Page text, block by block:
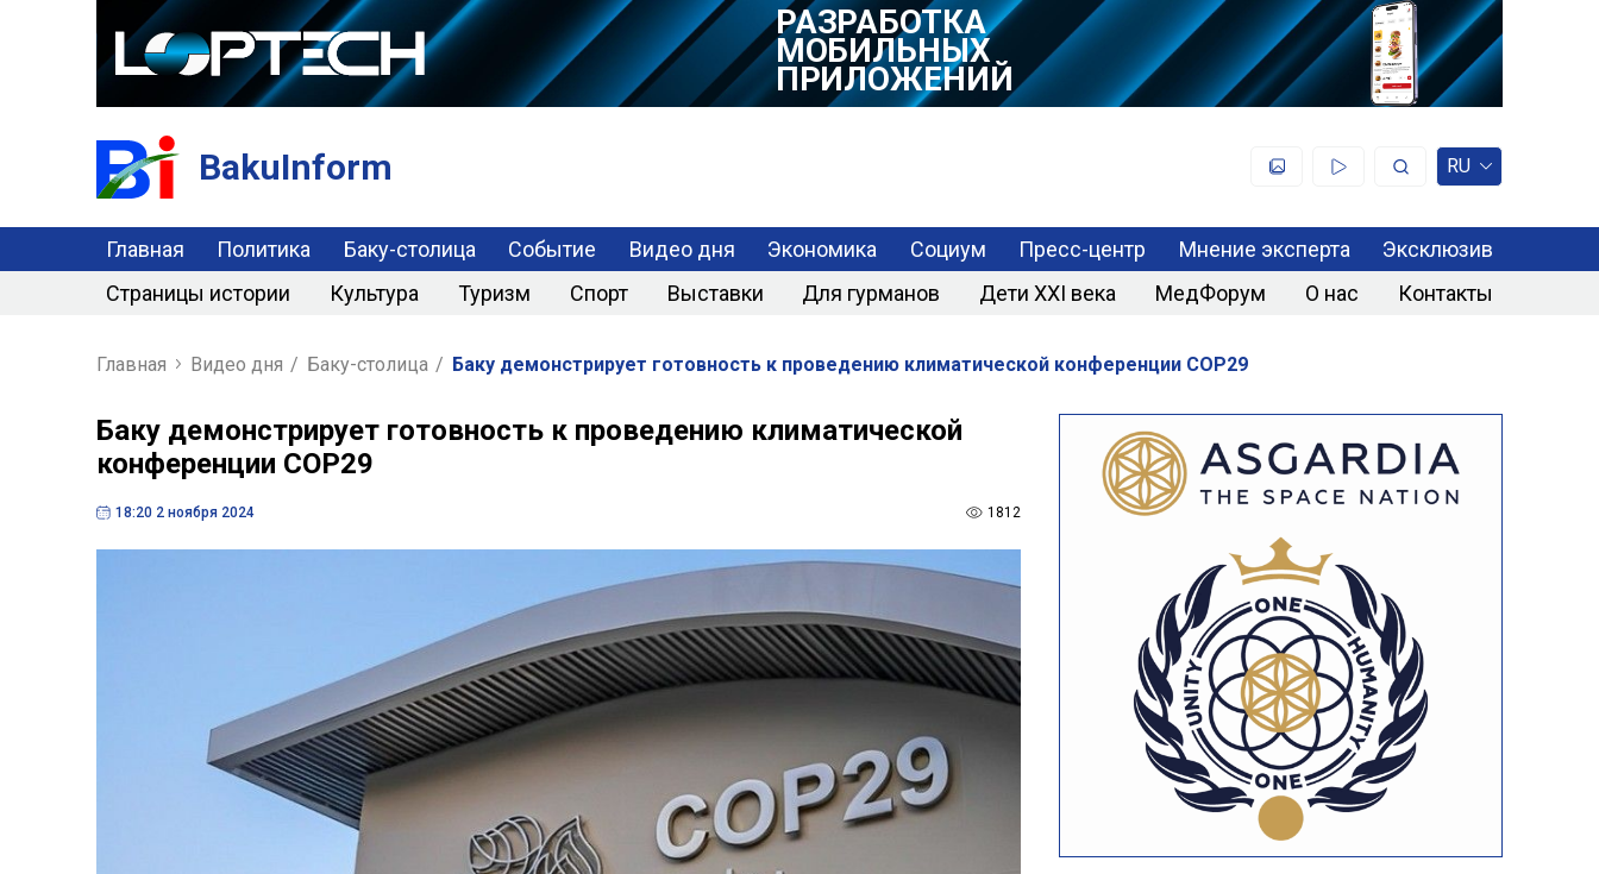
РАЗРАБОТКА
МОБИЛЬНЫХ
ПРИЛОЖЕНИЙ
BakuInform RU
Главная Политика Баку-столица Событие Видео дня Экономика Социум Пресс-центр Мнение эксперта
Эксклюзив
Страницы истории
Культура Туризм Спорт Выставки Для гурманов Дети XXI века МедФорум О нас Контакты
Главная Видео дня / Баку-столица / Баку демонстрирует готовность к проведению климатической конференции COP29
Баку демонстрирует готовность к проведению климатической
конференции COP29
18:20 2 ноября 2024 1812